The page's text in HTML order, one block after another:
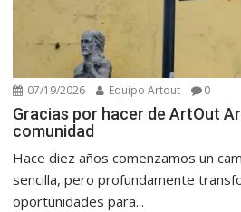
07/19/2026 Equipo Artout 0
Gracias por hacer de ArtOut
comunidad
Hace diez años comenzamos un
sencilla, pero profundamente
oportunidades para...